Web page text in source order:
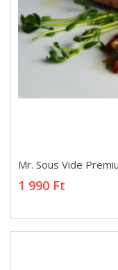
Mr. Sous Vide
1 990 Ft
Mr. Sous Vide
1 990 Ft